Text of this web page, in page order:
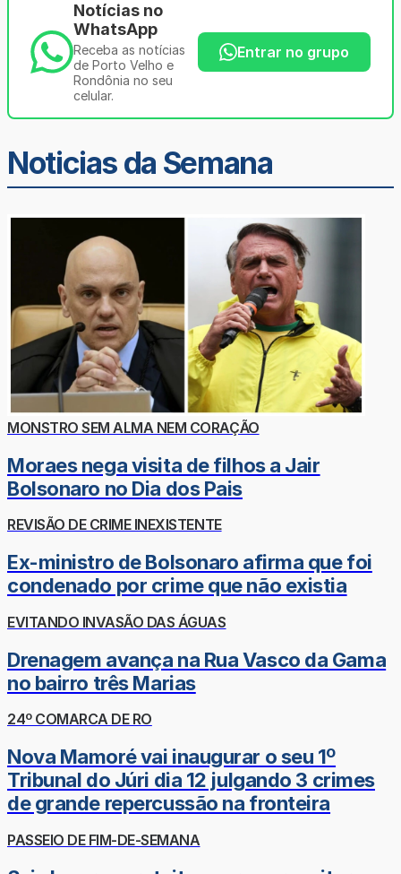
Notícias no
WhatsApp
Receba as notícias
de Porto Velho e
Rondônia no seu
celular.
Entrar no grupo
Noticias da Semana
MONSTRO SEM ALMA NEM CORAÇÃO
Moraes nega visita de filhos a Jair
Bolsonaro no Dia dos Pais
REVISÃO DE CRIME INEXISTENTE
Ex-ministro de Bolsonaro afirma que foi
condenado por crime que não existia
EVITANDO INVASÃO DAS ÁGUAS
Drenagem avança na Rua Vasco da Gama
no bairro três Marias
24º COMARCA DE RO
Nova Mamoré vai inaugurar o seu 1º
Tribunal do Júri dia 12 julgando 3 crimes
de grande repercussão na fronteira
PASSEIO DE FIM-DE-SEMANA